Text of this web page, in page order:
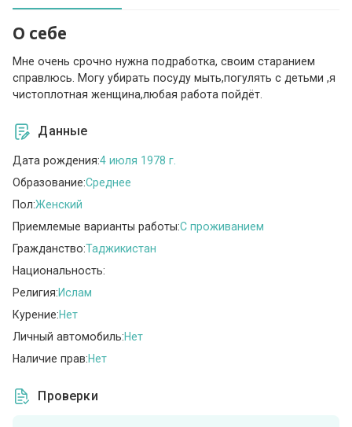
О себе
Мне очень срочно нужна подработка, своим старанием
справлюсь. Могу убирать посуду мыть,погулять с детьми ,я
чистоплотная женщина,любая работа пойдёт.
Данные
Дата рождения:4 июля 1978 г.
Образование:Среднее
Пол:Женский
Приемлемые варианты работы:C проживанием
Гражданство:Таджикистан
Национальность:
Религия:Ислам
Курение:Нет
Личный автомобиль:Нет
Наличие прав:Нет
Проверки